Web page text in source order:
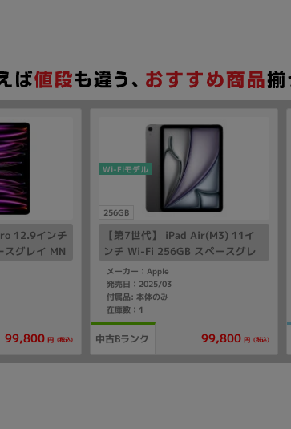
12.9インチ
グレイ MN
99,800 円 (税込)
256GB
Wi-Fiモデル
【第7世代】 iPad Air(M3) 11イ
ンチ Wi-Fi 256GB スペースグレ
イ MCA14J/A A3266
メーカー：Apple
発売日：2025/03
付属品: 本体のみ
在庫数：1
中古Bランク 99,800 円 (税込)